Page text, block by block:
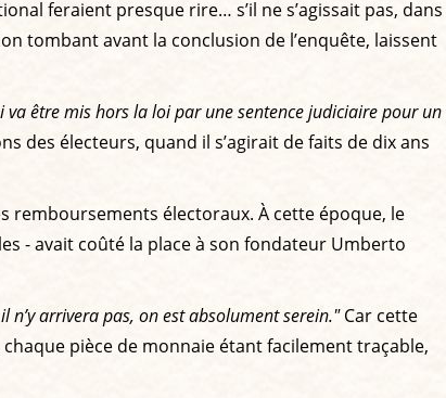
feraient presque rire… s’il ne s’agissait pas, dans
tombant avant la conclusion de l’enquête, laissent
va être mis hors la loi par une sentence judiciaire pour un
des électeurs, quand il s’agirait de faits de dix ans
remboursements électoraux. À cette époque, le
- avait coûté la place à son fondateur Umberto
arrivera pas, on est absolument serein."Car cette
pièce de monnaie étant facilement traçable,